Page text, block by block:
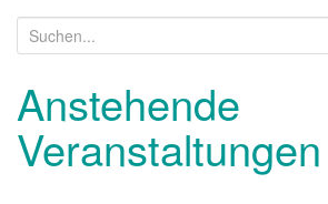
Anstehende
Veranstaltungen